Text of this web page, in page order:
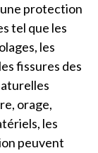
protection
tel que les
les
fissures des
orage,
les
peuvent